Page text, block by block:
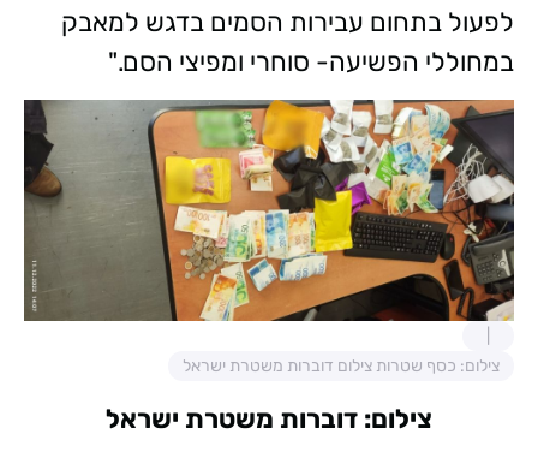
לפעול בתחום עבירות הסמים בדגש למאבק
במחוללי הפשיעה- סוחרי ומפיצי הסם."
צילום: כסף שטרות צילום דוברות משטרת ישראל
צילום: דוברות משטרת ישראל